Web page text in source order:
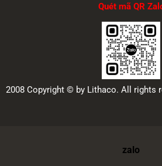
Quét mã QR
2008 Copyright © by Lithaco. All rights
zalo